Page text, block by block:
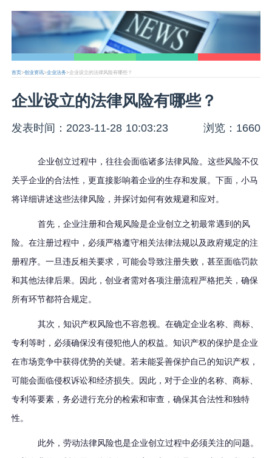
首页>创业资讯>企业法务>企业设立的法律风险有哪些？
企业设立的法律风险有哪些？
发表时间：2023-11-28 10:03:23 浏览：1660
企业创立过程中，往往会面临诸多法律风险。这些风险不仅
关乎企业的合法性，更直接影响着企业的生存和发展。下面，小马
将详细讲述这些法律风险，并探讨如何有效规避和应对。
首先，企业注册和合规风险是企业创立之初最常遇到的风
险。在注册过程中，必须严格遵守相关法律法规以及政府规定的注
册程序。一旦违反相关要求，可能会导致注册失败，甚至面临罚款
和其他法律后果。因此，创业者需对各项注册流程严格把关，确保
所有环节都符合规定。
其次，知识产权风险也不容忽视。在确定企业名称、商标、
专利等时，必须确保没有侵犯他人的权益。知识产权的保护是企业
在市场竞争中获得优势的关键。若未能妥善保护自己的知识产权，
可能会面临侵权诉讼和经济损失。因此，对于企业的名称、商标、
专利等要素，务必进行充分的检索和审查，确保其合法性和独特
性。
此外，劳动法律风险也是企业创立过程中必须关注的问题。